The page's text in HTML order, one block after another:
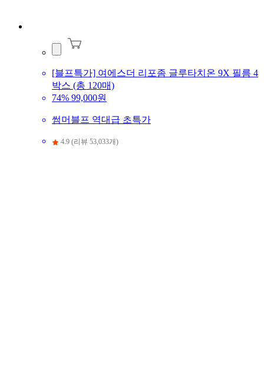
[블프특가] 여에스더 리포좀 글루타치온 9X 필름 4
박스 (총 120매)
74% 99,000원
썸머블프 역대급 초특가
4.9 (리뷰 53,033개)